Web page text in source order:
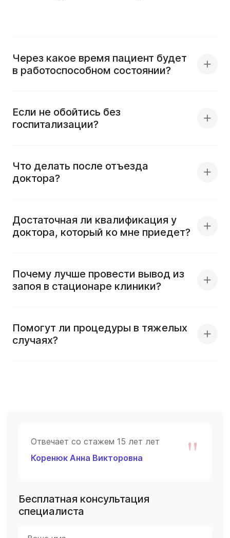
Через какое время пациент будет
в работоспособном состоянии?
Если не обойтись без
госпитализации?
Что делать после отъезда
доктора?
Достаточная ли квалификация у
доктора, который ко мне приедет?
Почему лучше провести вывод из
запоя в стационаре клиники?
Помогут ли процедуры в тяжелых
случаях?
Отвечает со стажем 15 лет лет
Коренюк Анна Викторовна
"
Бесплатная консультация
специалиста